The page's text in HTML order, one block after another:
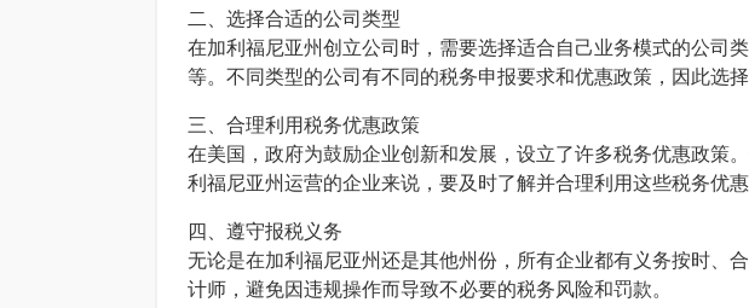
二、选择合适的公司类型
在加利福尼亚州创立公司时，需要选择适合自己业务模式的公司
等。不同类型的公司有不同的税务申报要求和优惠政策，因此选
三、合理利用税务优惠政策
在美国，政府为鼓励企业创新和发展，设立了许多税务优惠政策
利福尼亚州运营的企业来说，要及时了解并合理利用这些税务优
四、遵守报税义务
无论是在加利福尼亚州还是其他州份，所有企业都有义务按时、
计师，避免因违规操作而导致不必要的税务风险和罚款。